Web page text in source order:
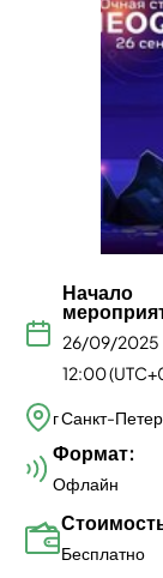
Начало
26/09/2025
12:00
г Санкт-
Формат:
Офлайн
Бесплатно